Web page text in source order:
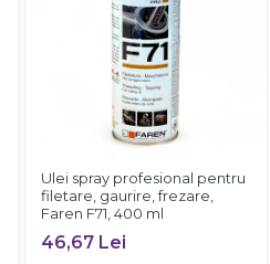
Ulei spray profesional pentru
filetare, gaurire, frezare,
Faren F71, 400 ml
46,67 Lei